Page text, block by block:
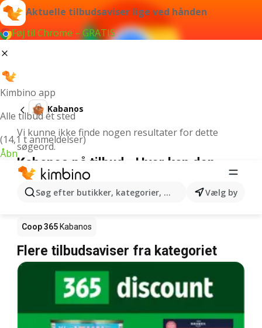
Aktuelle tilbudsaviser lige ved hånden
Føj til Chrome – GRATIS
Kimbino app
Alle tilbud ét sted
(14,1 t anmeldelser)
Åbn
Søg efter butikker, kategorier, produkter...Vælg by
Kabanos
Vi kunne ikke finde nogen resultater for dette
søgeord.
Kabanos på tilbud - Hvor kan den
købes?
Coop 365 Kabanos
Flere tilbudsaviser fra kategoriet